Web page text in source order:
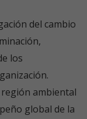
del cambio
los
ambiental
global de la